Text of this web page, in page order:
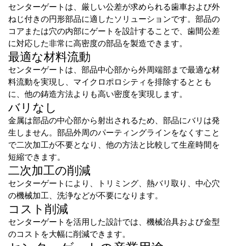
センターゲートは、厳しい公差が求められる歯車および外
ねじ付きの円形部品に適したソリューションです。部品の
コアまたは穴の内部にゲートを設計することで、歯間公差
に対応した非常に高密度の部品を製造できます。
最適な材料流動
センターゲートは、部品中心部から外周端部まで最適な材
料流動を実現し、マイクロポロシティを排除するととも
に、他の鋳造方法よりも高い密度を実現します。
バリなし
金属は部品の中心部から射出されるため、部品にバリは発
生しません。部品外周のパーティングラインをなくすこと
で二次加工が不要となり、他の方法と比較して生産時間を
短縮できます。
二次加工の削減
センターゲートにより、トリミング、熱バリ取り、中心穴
の機械加工、洗浄などが不要になります。
コスト削減
センターゲートを活用した設計では、機械治具および金型
のコストを大幅に削減できます。